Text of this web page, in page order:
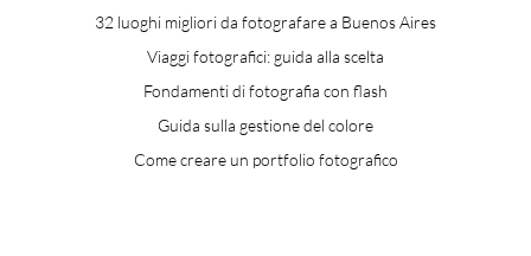
32 luoghi migliori da fotografare a Buenos Aires
Viaggi fotografici: guida alla scelta
Fondamenti di fotografia con flash
Guida sulla gestione del colore
Come creare un portfolio fotografico